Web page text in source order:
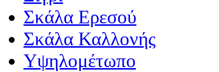
Σκάλα Ερεσού
Σκάλα Καλλονής
Υψηλομέτωπο